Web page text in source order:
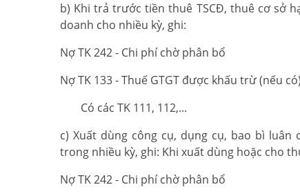
b) Khi trả trước tiền thuê TSCĐ, thuê cơ sở
doanh cho nhiều kỳ, ghi:
Nợ TK 242 - Chi phí chờ phân bổ
Nợ TK 133 - Thuế GTGT được khấu trừ (nếu có)
Có các TK 111, 112,...
c) Xuất dùng công cụ, dụng cụ, bao bì
trong nhiều kỳ, ghi: Khi xuất dùng hoặc cho
Nợ TK 242 - Chi phí chờ phân bổ